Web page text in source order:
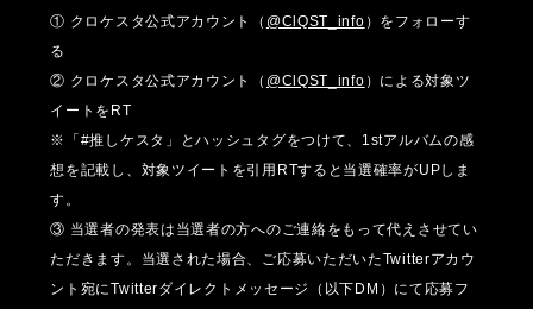
① クロケスタ公式アカウント（ @ClQST_info ）をフォローす
る
② クロケスタ公式アカウント（ @ClQST_info ）による対象ツ
イートをRT
※「#推しケスタ」とハッシュタグをつけて、1stアルバムの感
想を記載し、対象ツイートを引用RTすると当選確率がUPしま
す。
③ 当選者の発表は当選者の方へのご連絡をもって代えさせてい
ただきます。当選された場合、ご応募いただいたTwitterアカウ
ント宛にTwitterダイレクトメッセージ（以下DM）にて応募フ